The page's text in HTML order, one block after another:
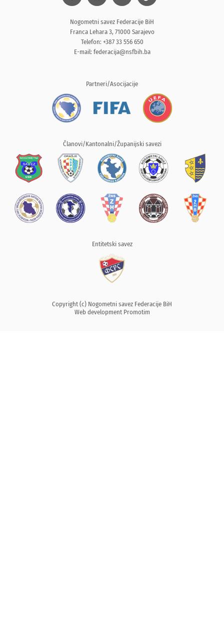
Nogometni savez Federacije BiH
Franca Lehara 3, 71000 Sarajevo
Telefon: +387 33 556 650
E-mail: federacija@nsfbih.ba
Partneri/Asocijacije
Članovi/Kantonalni/Županijski savezi
Entitetski savez
Copyright (c) Nogometni savez Federacije BiH
Web development Promotim